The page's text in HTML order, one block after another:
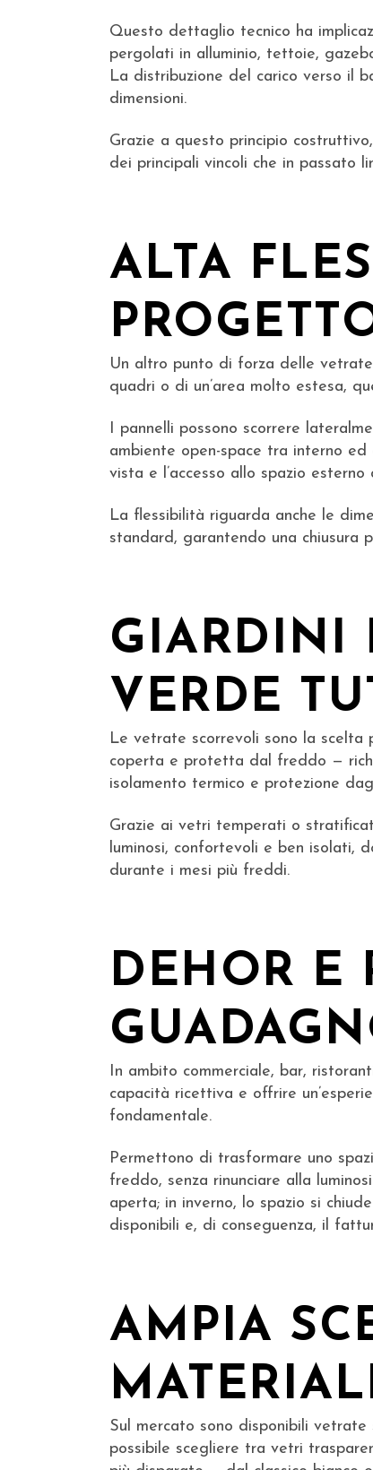
Questo dettaglio tecnico ha
pergolati in alluminio, tettoie,
La distribuzione del carico verso il
dimensioni.
Grazie a questo principio
dei principali vincoli che in passato
ALTA
Un altro punto di forza delle
quadri o di un’area molto estesa,
I pannelli possono scorrere
ambiente open-space tra interno
vista e l’accesso allo spazio
La flessibilità riguarda anche le
standard, garantendo una chiusura
GIARDINI
VERDE
Le vetrate scorrevoli sono la scelta
coperta e protetta dal freddo —
isolamento termico e protezione
Grazie ai vetri temperati o
luminosi, confortevoli e ben isolati,
durante i mesi più freddi.
DEHOR E
In ambito commerciale, bar,
capacità ricettiva e offrire
fondamentale.
Permettono di trasformare uno
freddo, senza rinunciare alla
aperta; in inverno, lo spazio si
disponibili e, di conseguenza, il
AMPIA
Sul mercato sono disponibili
possibile scegliere tra vetri